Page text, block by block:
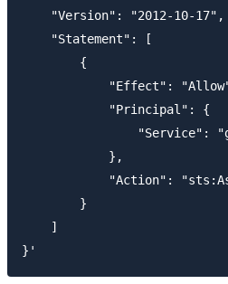
    "Version": "2012-10-17",
    "Statement": [
        {
"Effect":
            "Principal": {
"Service":
            },
"Action":
        }
    ]